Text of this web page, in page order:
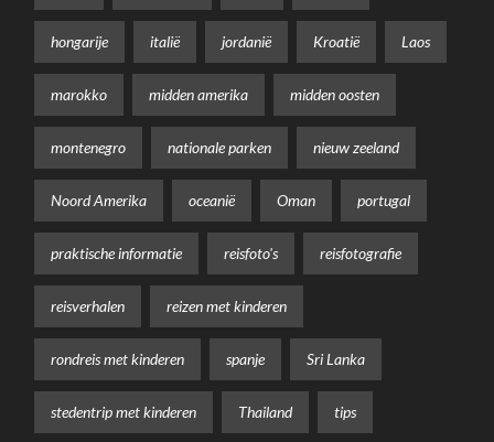
hongarije italië jordanië Kroatië Laos
marokko midden amerika midden oosten
montenegro nationale parken nieuw zeeland
Noord Amerika oceanië Oman portugal
praktische informatie reisfoto's reisfotografie
reisverhalen reizen met kinderen
rondreis met kinderen spanje Sri Lanka
stedentrip met kinderen Thailand tips